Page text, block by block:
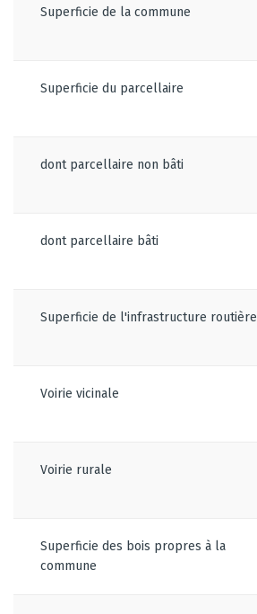
Superficie de la commune
Superficie du parcellaire
dont parcellaire non bâti
dont parcellaire bâti
Superficie de l'infrastructure routière
Voirie vicinale
Voirie rurale
Superficie des bois propres à la
commune